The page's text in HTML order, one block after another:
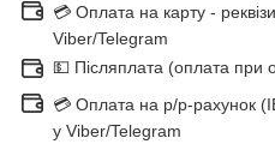
💳 Оплата на карту -
Viber/Telegram
💵 Післяплата (оплата при
💳 Оплата на р/р-рахунок
у Viber/Telegram